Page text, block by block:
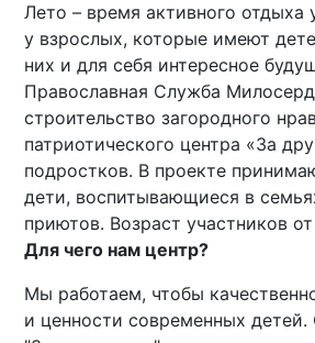
Лето – время активного отдыха
у взрослых, которые имеют
них и для себя интересное
Православная Служба
строительство загородного
патриотического центра «За
подростков. В проекте
дети, воспитывающиеся в
приютов. Возраст участников
Для чего нам центр?
Мы работаем, чтобы
и ценности современных детей.